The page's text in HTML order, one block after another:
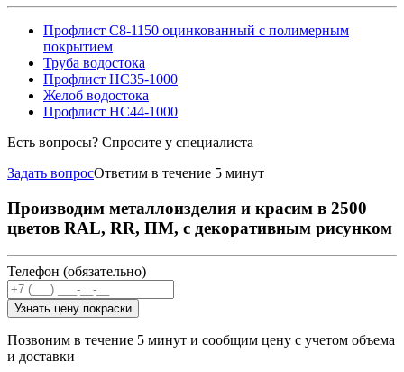
Профлист С8-1150 оцинкованный с полимерным
покрытием
Труба водостока
Профлист НС35-1000
Желоб водостока
Профлист НС44-1000
Есть вопросы? Спросите у специалиста
Задать вопросОтветим в течение 5 минут
Производим металлоизделия и красим в 2500
цветов RAL, RR, ПМ, с декоративным рисунком
Телефон (обязательно)
Узнать цену покраски
Позвоним в течение 5 минут и сообщим цену с учетом объема
и доставки